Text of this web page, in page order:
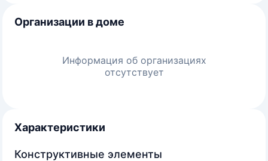
Организации в доме
Информация об организациях
отсутствует
Характеристики
Конструктивные элементы